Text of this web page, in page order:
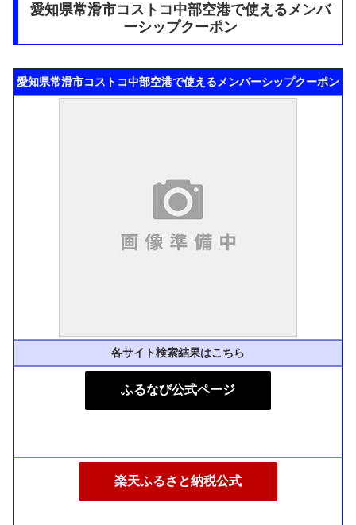
愛知県常滑市コストコ中部空港で使えるメンバ
ーシップクーポン
愛知県常滑市コストコ中部空港で使えるメンバーシップクーポン
各サイト検索結果はこちら
ふるなび公式ページ
楽天ふるさと納税公式